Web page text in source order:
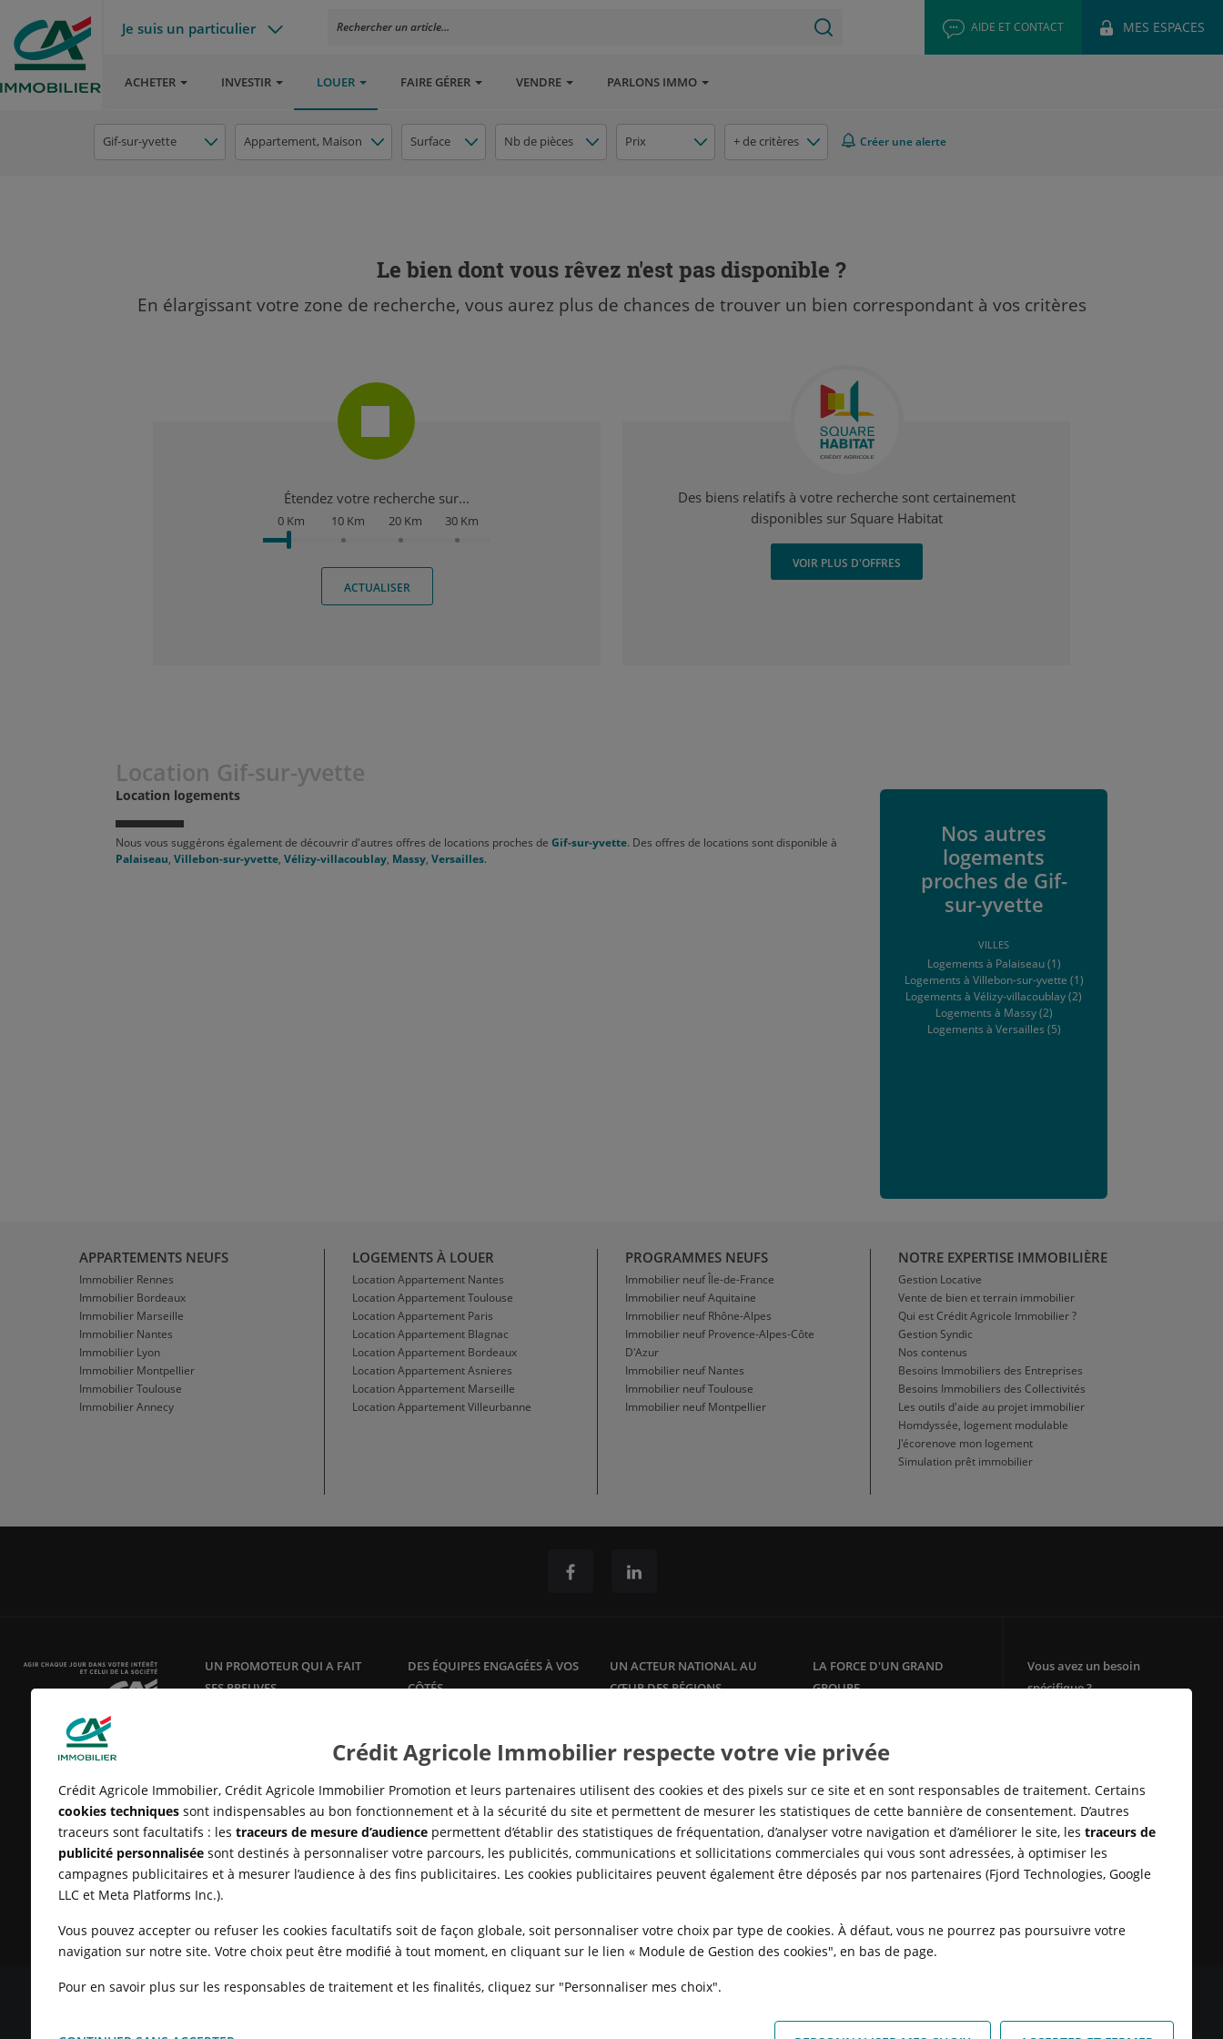
Je suis un particulier Rechercher un article... AIDE ET CONTACT MES ESPACES
ACHETER INVESTIR LOUER FAIRE GÉRER VENDRE PARLONS IMMO
Gif-sur-yvette Appartement, Maison Surface Nb de pièces Prix + de critères Créer une alerte
Le bien dont vous rêvez n'est pas disponible ?
En élargissant votre zone de recherche, vous aurez plus de chances de trouver un bien correspondant à vos critères
Étendez votre recherche sur...
0 Km 10 Km 20 Km 30 Km
ACTUALISER
Des biens relatifs à votre recherche sont certainement
disponibles sur Square Habitat
VOIR PLUS D'OFFRES
Location Gif-sur-yvette
Location logements
Nous vous suggérons également de découvrir d'autres offres de locations proches de Gif-sur-yvette. Des offres de locations sont disponible à
Palaiseau, Villebon-sur-yvette, Vélizy-villacoublay, Massy, Versailles.
Nos autres
logements
proches de Gif-
sur-yvette
VILLES
Logements à Palaiseau (1)
Logements à Villebon-sur-yvette (1)
Logements à Vélizy-villacoublay (2)
Logements à Massy (2)
Logements à Versailles (5)
APPARTEMENTS NEUFS
Immobilier Rennes
Immobilier Bordeaux
Immobilier Marseille
Immobilier Nantes
Immobilier Lyon
Immobilier Montpellier
Immobilier Toulouse
Immobilier Annecy
LOGEMENTS À LOUER
Location Appartement Nantes
Location Appartement Toulouse
Location Appartement Paris
Location Appartement Blagnac
Location Appartement Bordeaux
Location Appartement Asnieres
Location Appartement Marseille
Location Appartement Villeurbanne
PROGRAMMES NEUFS
Immobilier neuf Île-de-France
Immobilier neuf Aquitaine
Immobilier neuf Rhône-Alpes
Immobilier neuf Provence-Alpes-Côte
D'Azur
Immobilier neuf Nantes
Immobilier neuf Toulouse
Immobilier neuf Montpellier
NOTRE EXPERTISE IMMOBILIÈRE
Gestion Locative
Vente de bien et terrain immobilier
Qui est Crédit Agricole Immobilier ?
Gestion Syndic
Nos contenus
Besoins Immobiliers des Entreprises
Besoins Immobiliers des Collectivités
Les outils d'aide au projet immobilier
Homdyssée, logement modulable
J'écorenove mon logement
Simulation prêt immobilier
UN PROMOTEUR QUI A FAIT
SES PREUVES
vente de logements neufsdepuis
DES ÉQUIPES ENGAGÉES À VOS
CÔTÉS
ses clients propriétaires avec des
offres et services sur mesure :
gestion
locative, syndic de
copropriété,…
UN ACTEUR NATIONAL AU
CŒUR DES RÉGIONS
agglomérations, en adéquation
avec la réalité des marchés locaux
pour répondre à tous les besoins
en logement, de partout en
France.
LA FORCE D'UN GRAND
GROUPE
bénéficie de la solidité et de
l'ancrage territorial d'un des
leaders de la
banque
de proximité
en Europe.
Vous avez un besoin
spécifique ?
E-immobilier
Crédit Sofinco
Square Habitat : Location
logement
MENTIONS LÉGALES CONDITIONS GÉNÉRALES D'UTILISATION POLITIQUE DE CONFIDENTIALITÉ
MODULE DE GESTION DES COOKIES HONORAIRES TRANSACTION
HONORAIRES LOCATION
Crédit Agricole Immobilier respecte votre vie privée
Crédit Agricole Immobilier, Crédit Agricole Immobilier Promotion et leurs partenaires utilisent des cookies et des pixels sur ce site et en sont responsables de traitement. Certains
cookies techniquessont indispensables au bon fonctionnement et à la sécurité du site et permettent de mesurer les statistiques de cette bannière de consentement. D’autres
traceurs sont facultatifs : les traceurs de mesure d’audiencepermettent d’établir des statistiques de fréquentation, d’analyser votre navigation et d’améliorer le site, les traceurs de
publicité personnaliséesont destinés à personnaliser votre parcours, les publicités, communications et sollicitations commerciales qui vous sont adressées, à optimiser les
campagnes publicitaires et à mesurer l’audience à des fins publicitaires. Les cookies publicitaires peuvent également être déposés par nos partenaires (Fjord Technologies, Google
LLC et Meta Platforms Inc.).
Vous pouvez accepter ou refuser les cookies facultatifs soit de façon globale, soit personnaliser votre choix par type de cookies. À défaut, vous ne pourrez pas poursuivre votre
navigation sur notre site. Votre choix peut être modifié à tout moment, en cliquant sur le lien « Module de Gestion des cookies", en bas de page.
Pour en savoir plus sur les responsables de traitement et les finalités, cliquez sur "Personnaliser mes choix".